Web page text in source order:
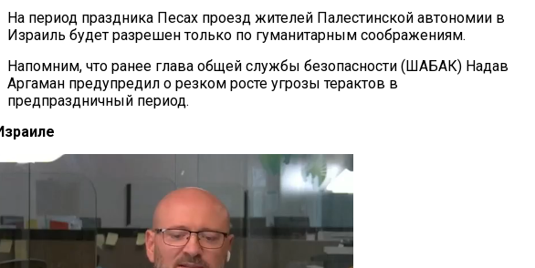
На период праздника Песах проезд жителей Палестинской автономии в
Израиль будет разрешен только по гуманитарным соображениям.
Напомним, что ранее глава общей службы безопасности (ШАБАК) Надав
Аргаман предупредил о резком росте угрозы терактов в
предпраздничный период.